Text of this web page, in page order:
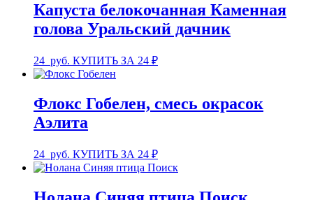
Капуста белокочанная Каменная
голова Уральский дачник
24 руб. КУПИТЬ ЗА 24 ₽
Флокс Гобелен, смесь окрасок
Аэлита
24 руб. КУПИТЬ ЗА 24 ₽